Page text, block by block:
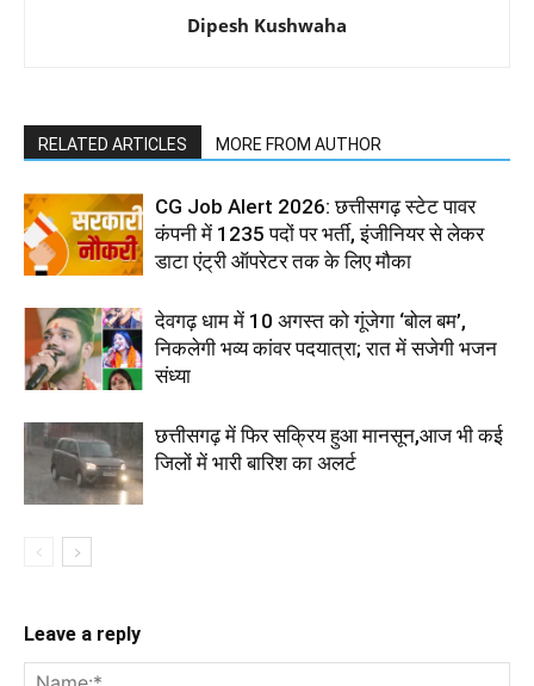
Dipesh Kushwaha
RELATED ARTICLES MORE FROM AUTHOR
CG Job Alert 2026: छत्तीसगढ़ स्टेट पावर
कंपनी में 1235 पदों पर भर्ती, इंजीनियर से लेकर
डाटा एंट्री ऑपरेटर तक के लिए मौका
देवगढ़ धाम में 10 अगस्त को गूंजेगा ‘बोल बम’,
निकलेगी भव्य कांवर पदयात्रा; रात में सजेगी भजन
संध्या
छत्तीसगढ़ में फिर सक्रिय हुआ मानसून,आज भी कई
जिलों में भारी बारिश का अलर्ट
Leave a reply